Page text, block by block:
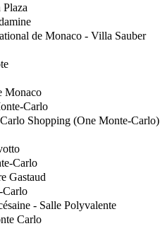
de Monaco - Villa Sauber
Monaco
Carlo
Shopping (One Monte-Carlo)
Carlo
Gastaud
Carlo
- Salle Polyvalente
Carlo